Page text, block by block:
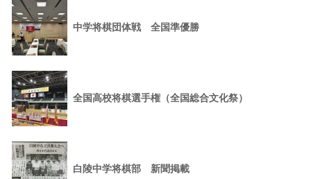
中学将棋団体戦 全国準優勝
全国高校将棋選手権（全国総合文化祭）
白陵中学将棋部 新聞掲載